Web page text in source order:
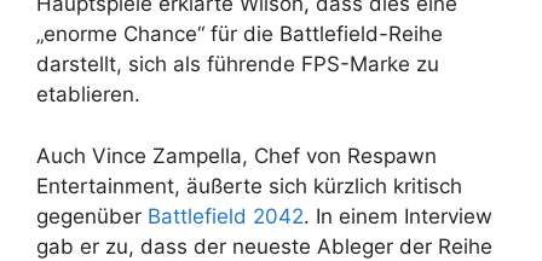
„enorme Chance“ für die Battlefield-Reihe
darstellt, sich als führende FPS-Marke zu
etablieren.
Auch Vince Zampella, Chef von Respawn
Entertainment, äußerte sich kürzlich kritisch
gegenüber Battlefield 2042. In einem Interview
gab er zu, dass der neueste Ableger der Reihe